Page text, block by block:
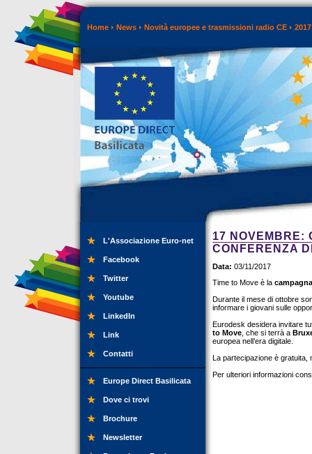
Home News Novità europee e trasmissioni radio CE 2017
L'Associazione Euro-net
Facebook
Twitter
Youtube
LinkedIn
Link
Contatti
Europe Direct Basilicata
Dove ci trovi
Brochure
Newsletter
17 NOVEMBRE:
CONFERENZA
Data: 03/11/2017
Time to Move è la
Durante il mese di ottobre
informare i giovani sulle
Eurodesk desidera invitare
to Move , che si terrà a
europea nell’era digitale.
La partecipazione è gratuita,
Per ulteriori informazioni